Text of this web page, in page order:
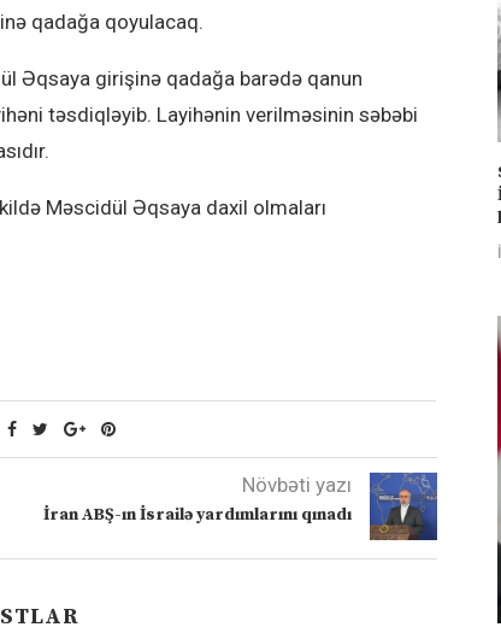
qadağa qoyulacaq.
Əqsaya girişinə qadağa barədə qanun
təsdiqləyib. Layihənin verilməsinin səbəbi
Məscidül Əqsaya daxil olmaları
Növbəti yazı
İran ABŞ-ın İsrailə yardımlarını qınadı